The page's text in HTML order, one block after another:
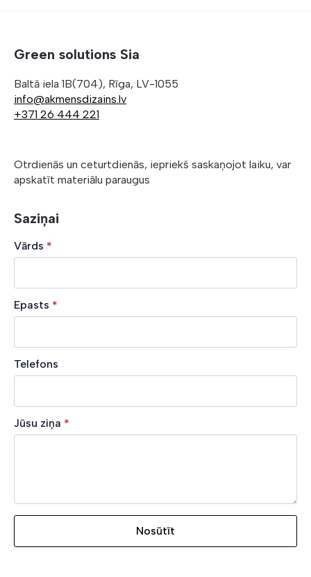
Green solutions Sia
Baltā iela 1B(704), Rīga, LV-1055
info@akmensdizains.lv
+371 26 444 221
Otrdienās un ceturtdienās, iepriekš saskaņojot laiku, var
apskatīt materiālu paraugus
Saziņai
Vārds *
Epasts *
Telefons
Jūsu ziņa *
Nosūtīt